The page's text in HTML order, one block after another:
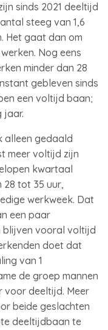
sinds 2021 deeltijd
steeg van 1,6
Het gaat dan om
Nog eens
minder dan 28
gebleven sinds
een voltijd baan;
jaar.
alleen gedaald
meer voltijd zijn
kwartaal
tot 35 uur,
werkweek. Dat
een paar
blijven vooral voltijd
doet dat
van 1
de groep mannen
voor deeltijd. Meer
beide geslachten
deeltijdbaan te